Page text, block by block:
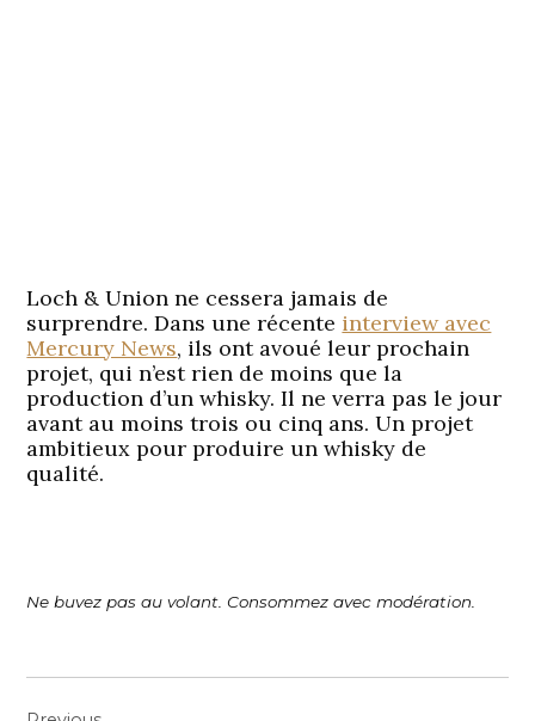
Loch & Union ne cessera jamais de
surprendre. Dans une récente interview avec
Mercury News, ils ont avoué leur prochain
projet, qui n’est rien de moins que la
production d’un whisky. Il ne verra pas le jour
avant au moins trois ou cinq ans. Un projet
ambitieux pour produire un whisky de
qualité.
Ne buvez pas au volant. Consommez avec modération.